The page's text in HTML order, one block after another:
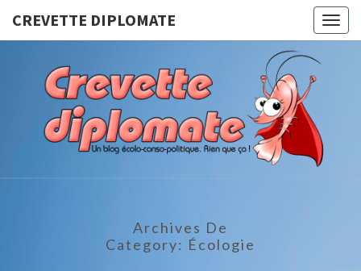
CREVETTE DIPLOMATE
Un Blog
Écolo-
Conso-
Politique.
Archives De
Category: Écologie